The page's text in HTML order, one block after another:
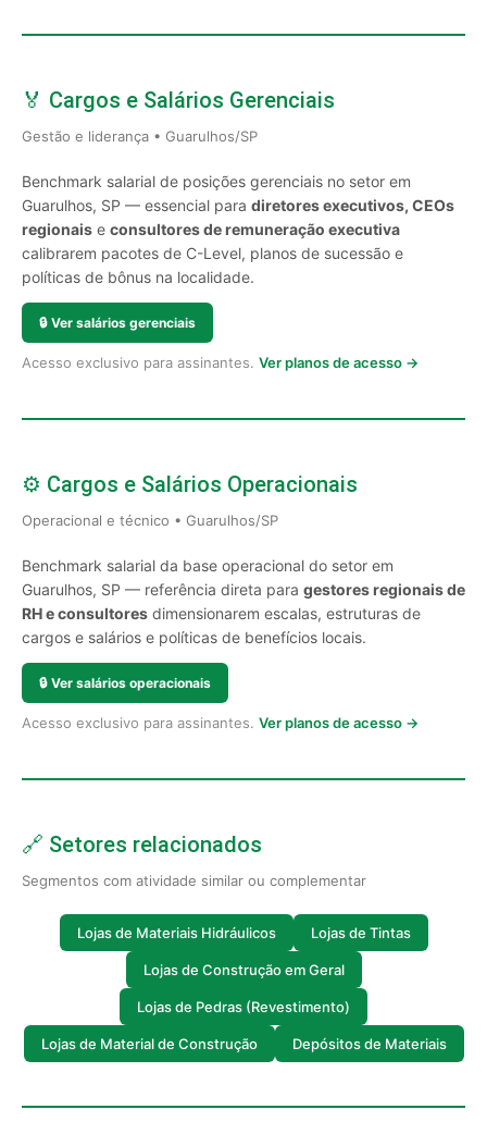
🏅 Cargos e Salários Gerenciais
Gestão e liderança • Guarulhos/SP
Benchmark salarial de posições gerenciais no setor em
Guarulhos, SP — essencial para diretores executivos, CEOs
regionais e consultores de remuneração executiva
calibrarem pacotes de C-Level, planos de sucessão e
políticas de bônus na localidade.
🔒 Ver salários gerenciais
Acesso exclusivo para assinantes. Ver planos de acesso →
⚙️ Cargos e Salários Operacionais
Operacional e técnico • Guarulhos/SP
Benchmark salarial da base operacional do setor em
Guarulhos, SP — referência direta para gestores regionais de
RH e consultores dimensionarem escalas, estruturas de
cargos e salários e políticas de benefícios locais.
🔒 Ver salários operacionais
Acesso exclusivo para assinantes. Ver planos de acesso →
🔗 Setores relacionados
Segmentos com atividade similar ou complementar
Lojas de Materiais Hidráulicos Lojas de Tintas
Lojas de Construção em Geral
Lojas de Pedras (Revestimento)
Lojas de Material de Construção Depósitos de Materiais